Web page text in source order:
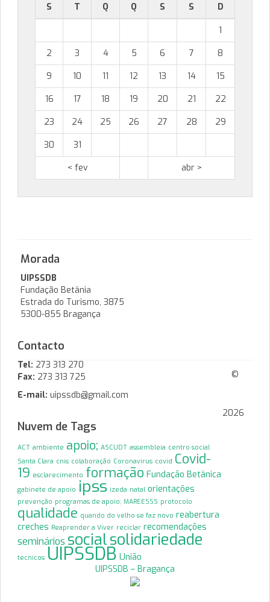
S
T Q Q S S D
1
2
3 4 5 6 7
8
9
10 11 12 13 14
15
16
17 18 19 20 21
22
23
24 25 26 27 28
29
30
31
< fev
abr >
Morada
UIPSSDB
Fundação Betânia
Estrada do Turismo, 3875
5300-855 Bragança
Contacto
Tel: 273 313 270
Fax: 273 313 725
E-mail: uipssdb@gmail.com
Nuvem de Tags
ACT ambiente apoio; ASCUDT assembleia centro social
Santa Clara cnis colaboração Coronavírus covid Covid-
19 esclarecimento formação Fundação Betânica
gabinete de apoio ipss izeda natal orientações
prevenção programas de apoio; MAREESSS protocolo
qualidade quando do velho se faz novo reabertura
creches Reaprender a Viver reciclar recomendações
seminários socialsolidariedade
tecnicos UIPSSDB União
©
2026
UIPSSDB – Bragança